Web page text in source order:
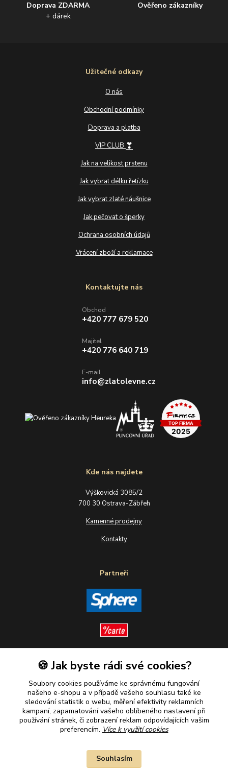
Doprava ZDARMA
+ dárek
Ověřeno zákazníky
Užitečné odkazy
O nás
Obchodní podmínky
Doprava a platba
VIP CLUB ❣
Jak na velikost prstenu
Jak vybrat délku řetízku
Jak vybrat zlaté náušnice
Jak pečovat o šperky
Ochrana osobních údajů
Vrácení zboží a reklamace
Kde nás najdete
Výškovická 3085/2
700 30 Ostrava-Zábřeh
Kamenné prodejny
Kontakty
Partneři
Sledujte nás
Plaťte u nás bezpečně
Kontaktujte nás
Obchod
+420 777 679 520
Majitel
+420 776 640 719
E-mail
info@zlatolevne.cz
🍪 Jak byste rádi své cookies?
Soubory cookies používáme ke správnému fungování
našeho e-shopu a v případě vašeho souhlasu také ke
sledování statistik o webu, měření efektivity reklamních
kampaní, zapamatování vašeho oblíbeného nastavení při
používání stránek, či zobrazení reklam odpovídajících vašim
preferencím. Více k využití cookies
Souhlasím